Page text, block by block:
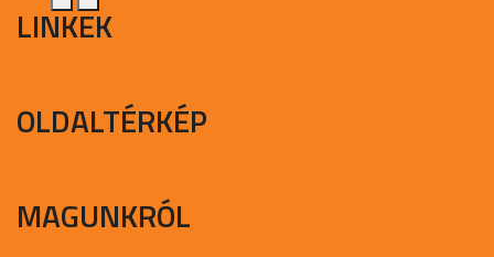
LINKEK
OLDALTÉRKÉP
MAGUNKRÓL